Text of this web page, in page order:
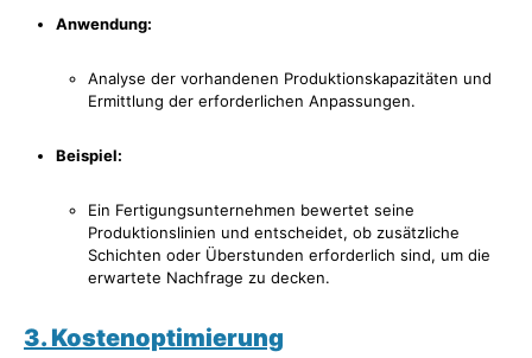
Anwendung:
Analyse der vorhandenen Produktionskapazitäten und
Ermittlung der erforderlichen Anpassungen.
Beispiel:
Ein Fertigungsunternehmen bewertet seine
Produktionslinien und entscheidet, ob zusätzliche
Schichten oder Überstunden erforderlich sind, um die
erwartete Nachfrage zu decken.
3. Kostenoptimierung